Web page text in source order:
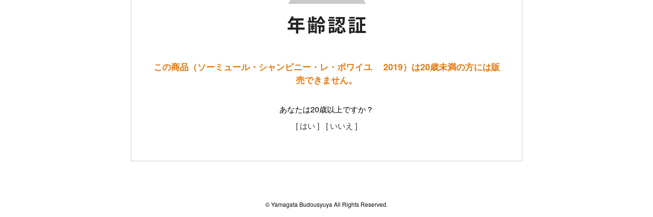
この商品（ソーミュール・シャンピニー・レ・ポワイユ 2019）は20歳未満の方には販
売できません。
あなたは20歳以上ですか？
[ はい ]
[ いいえ ]
© Yamagata Budousyuya All Rights Reserved.